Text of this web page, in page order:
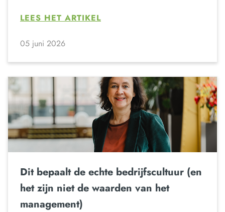
LEES HET ARTIKEL
05 juni 2026
Dit bepaalt de echte bedrijfscultuur (en
het zijn niet de waarden van het
management)